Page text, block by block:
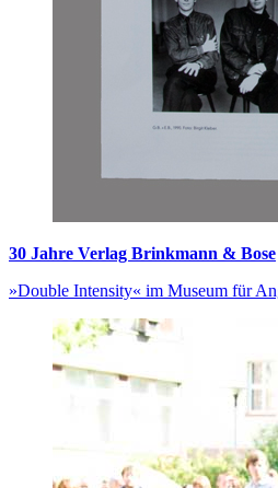
30 Jahre Verlag Brinkmann & Bose
»Double Intensity« im Museum für